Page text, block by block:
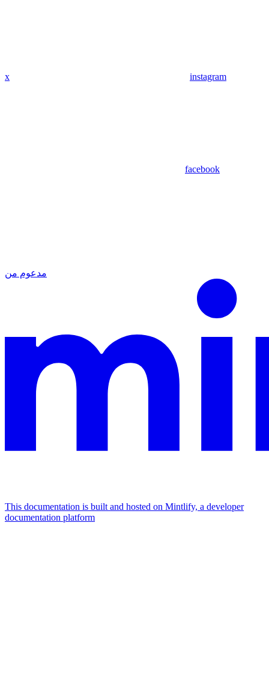
x instagram
facebook
مدعوم من
This documentation is built and hosted on Mintlify, a developer
documentation platform